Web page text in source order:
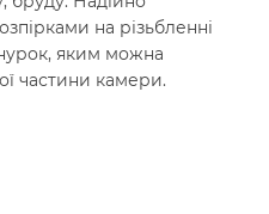
на різьбленні
яким можна
частини камери.